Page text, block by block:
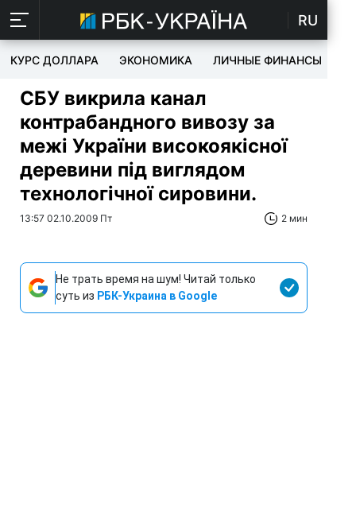
RU
КУРС ДОЛЛАРА ЭКОНОМИКА ЛИЧНЫЕ ФИНАНСЫ
СБУ викрила канал
контрабандного вивозу за
межі України високоякісної
деревини під виглядом
технологічної сировини.
13:57 02.10.2009 Пт 2 мин
Не трать время на шум! Читай только
суть из РБК-Украина в Google